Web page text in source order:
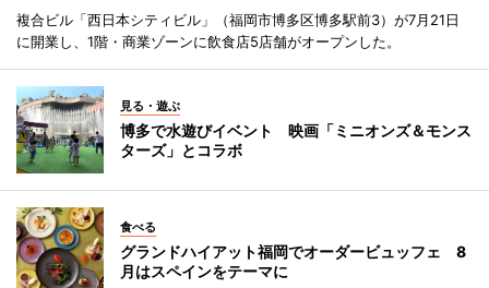
複合ビル「西日本シティビル」（福岡市博多区博多駅前3）が7月21日
に開業し、1階・商業ゾーンに飲食店5店舗がオープンした。
見る・遊ぶ
博多で水遊びイベント 映画「ミニオンズ＆モンス
ターズ」とコラボ
食べる
グランドハイアット福岡でオーダービュッフェ 8
月はスペインをテーマに